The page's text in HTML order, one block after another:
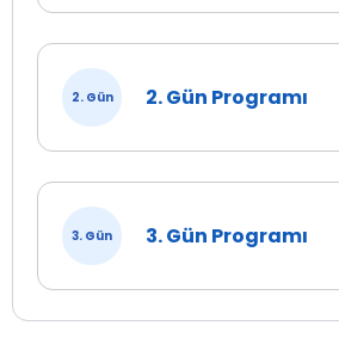
( İzmit Güzergahında
)
2. Gün 2. Gün Programı
3. Gün 3. Gün Programı